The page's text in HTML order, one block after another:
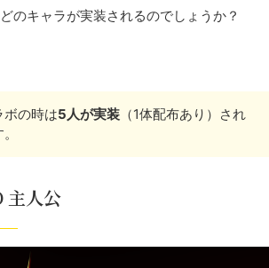
のキャラが実装されるのでしょうか？
ボの時は5人が実装 （1体配布あり）され
主人公